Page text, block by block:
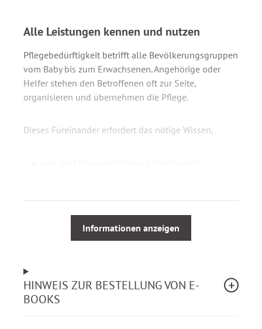
Alle Leistungen kennen und nutzen
Pflegebedürftigkeit betrifft alle Bevölkerungsgruppen
vom Baby bis zum Erwachsenen. Angehörige oder
Helfer stehen den Betroffenen oft zur Seite,
organisieren und übernehmen die Pflege.
Dieses Füreinander erfordert das nötige Wissen,
Angehörigen selbst handeln und bestimmen können:
Wie funktioniert die Pflegeversicherung?
Informationen anzeigen
HINWEIS ZUR BESTELLUNG VON E-
BOOKS